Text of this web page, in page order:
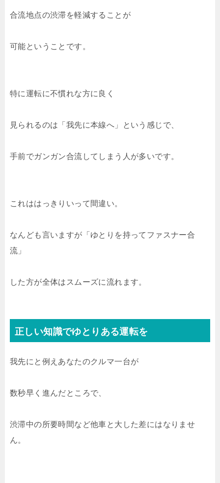
合流地点の渋滞を軽減することが
可能ということです。
特に運転に不慣れな方に良く
見られるのは「我先に本線へ」という感じで、
手前でガンガン合流してしまう人が多いです。
これははっきりいって間違い。
なんども言いますが「ゆとりを持ってファスナー合
流」
した方が全体はスムーズに流れます。
正しい知識でゆとりある運転を
我先にと例えあなたのクルマ一台が
数秒早く進んだところで、
渋滞中の所要時間など他車と大した差にはなりませ
ん。